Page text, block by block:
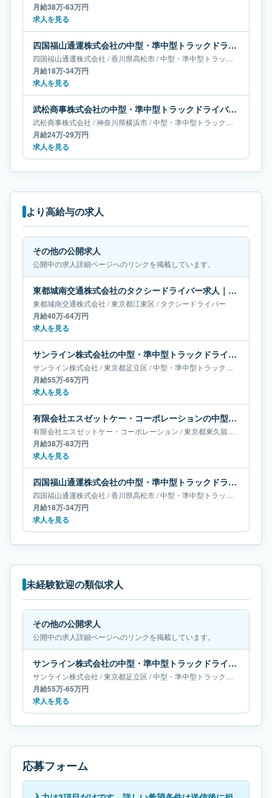
月給38万-63万円
求人を見る
四国福山通運株式会社の中型・準中型トラックドライバー求人｜香川県高松市｜月給18万-34万円
四国福山通運株式会社 /香川県高松市/中型・準中型トラックドライバー
月給18万-34万円
求人を見る
武松商事株式会社の中型・準中型トラックドライバー求人｜神奈川県横浜市｜月給24万-29万円
武松商事株式会社 /神奈川県横浜市/中型・準中型トラックドライバー
月給24万-29万円
求人を見る
より高給与の求人
その他の公開求人
公開中の求人詳細ページへのリンクを掲載しています。
東都城南交通株式会社のタクシードライバー求人｜東京都江東区｜月給40万-64万円
東都城南交通株式会社 /東京都江東区 /タクシードライバー
月給40万-64万円
求人を見る
サンライン株式会社の中型・準中型トラックドライバー求人｜東京都足立区｜月給55万-65万円
サンライン株式会社 /東京都足立区 /中型・準中型トラックドライバー
月給55万-65万円
求人を見る
有限会社エスゼットケー・コーポレーションの中型・準中型トラックドライバー求人｜東京都東久留米市｜月給38万-63万円
有限会社エスゼットケー・コーポレーション /東京都東久留米市
月給38万-63万円
求人を見る
四国福山通運株式会社の中型・準中型トラックドライバー求人｜香川県高松市｜月給18万-34万円
四国福山通運株式会社 /香川県高松市/中型・準中型トラックドライバー
月給18万-34万円
求人を見る
未経験歓迎の類似求人
その他の公開求人
公開中の求人詳細ページへのリンクを掲載しています。
サンライン株式会社の中型・準中型トラックドライバー求人｜東京都足立区｜月給55万-65万円
サンライン株式会社 /東京都足立区 /中型・準中型トラックドライバー
月給55万-65万円
求人を見る
応募フォーム